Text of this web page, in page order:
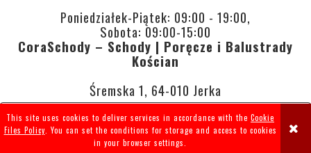
This site uses cookies to deliver services in accordance with the Cookie
Files Policy . You can set the conditions for storage and access to cookies
in your browser settings.
Poniedziałek-Piątek: 09:00 - 19:00,
Sobota: 09:00-15:00
CoraSchody – Schody | Poręcze i Balustrady
Kościan
Śremska 1, 64-010 Jerka
VIEW FULL VERSION OF THE SITE
Sklep internetowy Shoper.pl